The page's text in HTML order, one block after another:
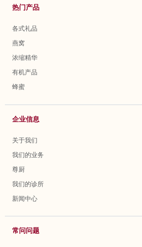
热门产品
各式礼品
燕窝
浓缩精华
有机产品
蜂蜜
企业信息
关于我们
我们的业务
尊厨
我们的诊所
新闻中心
常问问题